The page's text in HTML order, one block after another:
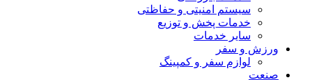
سیستم امنیتی و حفاظتی
خدمات پخش و توزیع
سایر خدمات
ورزش و سفر
لوازم سفر و کمپینگ
صنعت